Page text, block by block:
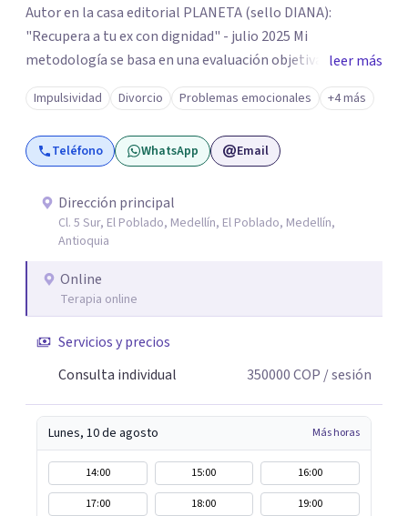
Autor en la casa editorial PLANETA (sello DIANA):
"Recupera a tu ex con dignidad" - julio 2025 Mi
metodología se basa en una evaluación objetiva de
escenarios según la necesidad del paciente, centrada en
tres ejes fundamentales: 1- Análisis de viabilidad:
estimación de probabilidades reales de recuperación de la
relación de pareja 2- Análisis conductual: evaluación de
interacción 3- Soporte emocional: acompañamiento
para la gestión del duelo afectivo
leer más
Impulsividad Divorcio Problemas emocionales +4 más
Teléfono WhatsApp Email
Dirección principal
Cl. 5 Sur, El Poblado, Medellín, El Poblado, Medellín,
Antioquia
Online
Terapia online
Servicios y precios
Consulta individual
350000COP / sesión
Lunes, 10 de agosto Más horas
14:00 15:00
16:00
17:00
18:00 19:00